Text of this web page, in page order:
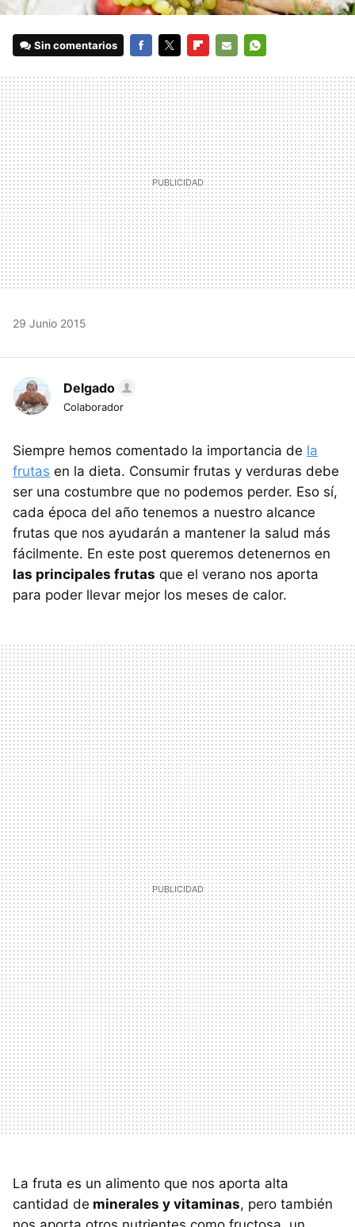
Sin comentarios
MAIL
29 Junio 2015
Delgado
Colaborador
Siempre hemos comentado la importancia de la
frutas en la dieta. Consumir frutas y verduras debe
ser una costumbre que no podemos perder. Eso sí,
cada época del año tenemos a nuestro alcance
frutas que nos ayudarán a mantener la salud más
fácilmente. En este post queremos detenernos en
las principales frutas que el verano nos aporta
para poder llevar mejor los meses de calor.
La fruta es un alimento que nos aporta alta
cantidad de minerales y vitaminas, pero también